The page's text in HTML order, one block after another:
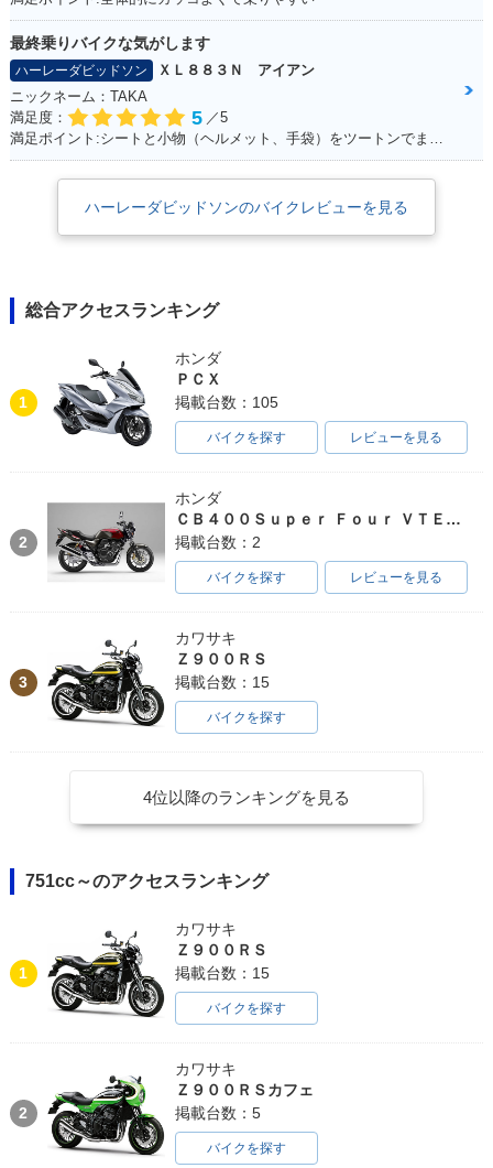
最終乗りバイクな気がします
ハーレーダビッドソン
ＸＬ８８３Ｎ アイアン
ニックネーム：TAKA
満足度：
5 ／5
満足ポイント:シートと小物（ヘルメット、手袋）をツートンでまとめているところ
ハーレーダビッドソンのバイクレビューを見る
総合アクセスランキング
1
ホンダ
ＰＣＸ
掲載台数：105
バイクを探す レビューを見る
2
ホンダ
ＣＢ４００Ｓｕｐｅｒ Ｆｏｕｒ ＶＴＥＣ ＳＰＥＣ３
掲載台数：2
バイクを探す レビューを見る
3
カワサキ
Ｚ９００ＲＳ
掲載台数：15
バイクを探す
4位以降のランキングを見る
751cc～のアクセスランキング
1
カワサキ
Ｚ９００ＲＳ
掲載台数：15
バイクを探す
2
カワサキ
Ｚ９００ＲＳカフェ
掲載台数：5
バイクを探す